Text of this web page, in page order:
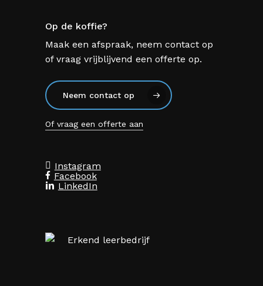
Op de koffie?
Maak een afspraak, neem contact op
of vraag vrijblijvend een offerte op.
Neem contact op
Of vraag een offerte aan
Instagram
Facebook
LinkedIn